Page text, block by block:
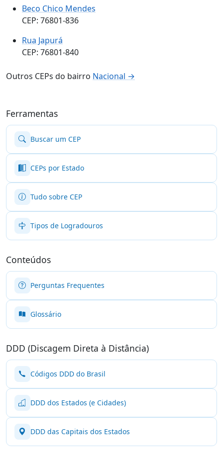
Beco Chico Mendes
CEP: 76801-836
Rua Japurá
CEP: 76801-840
Outros CEPs do bairro Nacional →
Ferramentas
Buscar um CEP
CEPs por Estado
Tudo sobre CEP
Tipos de Logradouros
Conteúdos
Perguntas Frequentes
Glossário
DDD (Discagem Direta à Distância)
Códigos DDD do Brasil
DDD dos Estados (e Cidades)
DDD das Capitais dos Estados